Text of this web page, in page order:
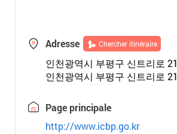
Adresse Chercher itinéraire
인천광역시 부평구 신트리로 21
인천광역시 부평구 신트리로 21
Page principale
http://www.icbp.go.kr